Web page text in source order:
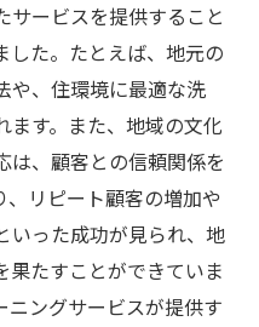
学習機会
題解決力
識の応用法
化に与える影響
地元需要に応える理
資格のメリット
開発の重要性
サービスを提供すること
した。たとえば、地元の
や、住環境に最適な洗
す。また、地域の文化
は、顧客との信頼関係を
リピート顧客の増加や
いった成功が見られ、地
たすことができていま
ニングサービスが提供す